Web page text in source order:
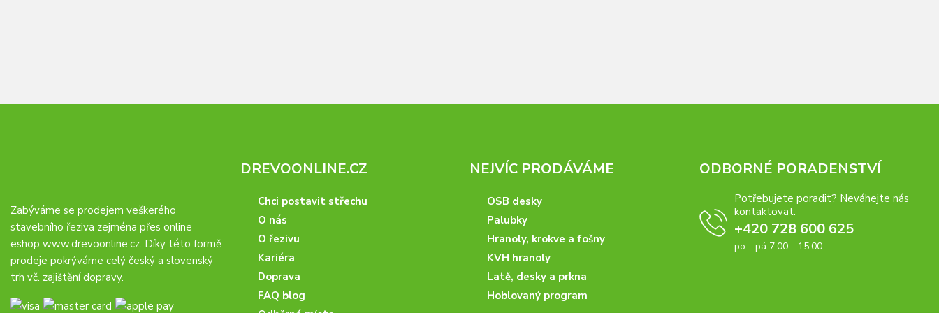
Zabýváme se prodejem veškerého
stavebního řeziva zejména přes online
eshop www.drevoonline.cz. Díky této formě
prodeje pokrýváme celý český a slovenský
trh vč. zajištění dopravy.
DREVOONLINE.CZ
Chci postavit střechu
O nás
O řezivu
Kariéra
Doprava
FAQ blog
NEJVÍC PRODÁVÁME
OSB desky
Palubky
Hranoly, krokve a fošny
KVH hranoly
Latě, desky a prkna
Hoblovaný program
ODBORNÉ PORADENSTVÍ
Potřebujete poradit? Neváhejte nás
kontaktovat.
+420 728 600 625
po - pá 7:00 - 15:00